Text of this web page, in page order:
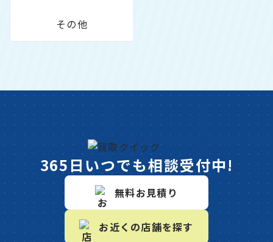
その他
365日いつでも相談受付中!
無料お見積り
お近くの店舗を探す